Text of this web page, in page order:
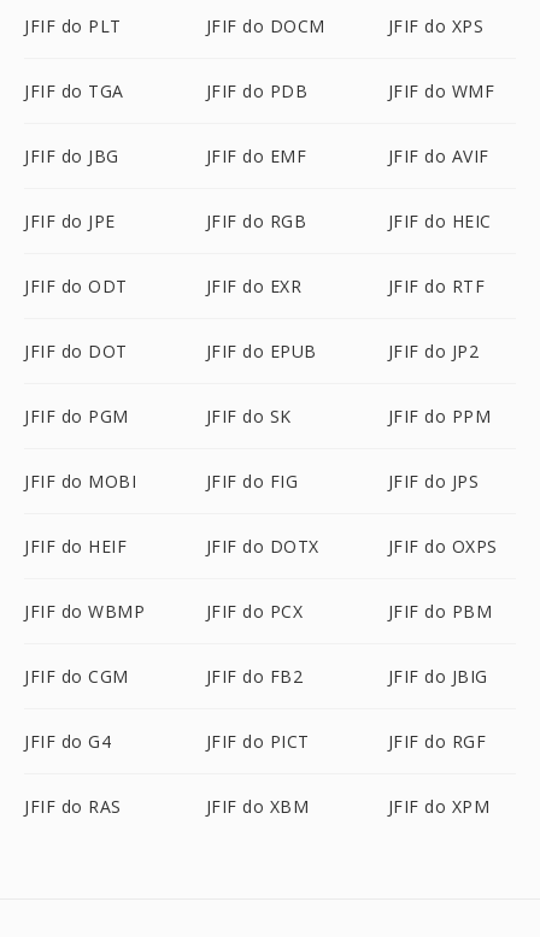
JFIF do PLT JFIF do DOCM JFIF do XPS
JFIF do TGA JFIF do PDB JFIF do WMF
JFIF do JBG JFIF do EMF JFIF do AVIF
JFIF do JPE JFIF do RGB JFIF do HEIC
JFIF do ODT JFIF do EXR JFIF do RTF
JFIF do DOT JFIF do EPUB JFIF do JP2
JFIF do PGM JFIF do SK JFIF do PPM
JFIF do MOBI JFIF do FIG JFIF do JPS
JFIF do HEIF JFIF do DOTX JFIF do OXPS
JFIF do WBMP JFIF do PCX JFIF do PBM
JFIF do CGM JFIF do FB2 JFIF do JBIG
JFIF do G4 JFIF do PICT JFIF do RGF
JFIF do RAS JFIF do XBM JFIF do XPM